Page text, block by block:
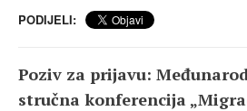
PODIJELI:
Poziv za prijavu:
stručna konferencija